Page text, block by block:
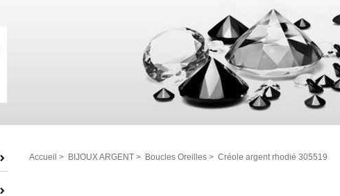
Accueil > BIJOUX ARGENT > Boucles Oreilles > Créole argent rhodié 305519